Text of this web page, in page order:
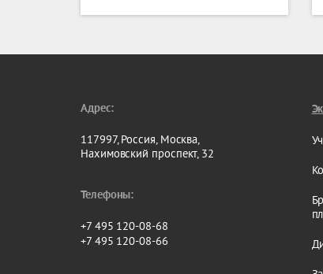
Адрес:
117997, Россия, Москва,
Нахимовский проспект, 32
Телефоны:
+7 495 120-08-68
+7 495 120-08-66